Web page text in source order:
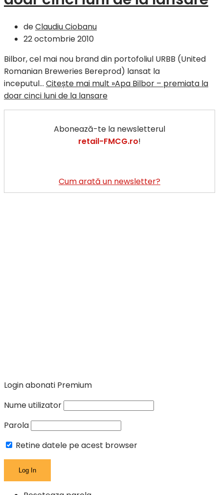
deClaudiu Ciobanu
22 octombrie 2010
Bilbor, cel mai nou brand din portofoliul URBB (United
Romanian Breweries Bereprod) lansat la
inceputul… Citește mai mult »Apa Bilbor – premiata la
doar cinci luni de la lansare
Abonează-te la newsletterul
retail-FMCG.ro!
Cum arată un newsletter?
Login abonati Premium
Nume utilizator
Parola
Retine datele pe acest browser